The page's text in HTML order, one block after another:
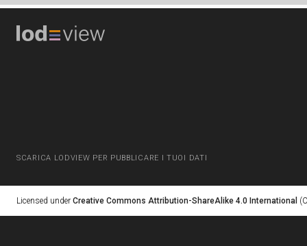
SCARICA LODVIEW PER PUBBLICARE I TUOI DATI
Licensed under Creative Commons Attribution-ShareAlike 4.0 International